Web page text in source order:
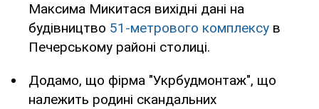
Максима Микитася вихідні дані на
будівництво 51-метрового комплексу в
Печерському районі столиці.
Додамо, що фірма "Укрбудмонтаж", що
належить родині скандальних